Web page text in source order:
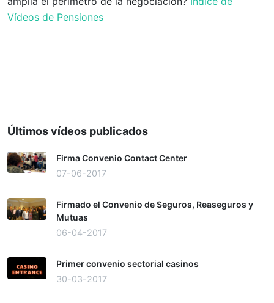
Vídeos de Pensiones
Últimos vídeos publicados
Firma Convenio Contact Center
07-06-2017
Firmado el Convenio de Seguros, Reaseguros y
Mutuas
06-04-2017
Primer convenio sectorial casinos
30-03-2017